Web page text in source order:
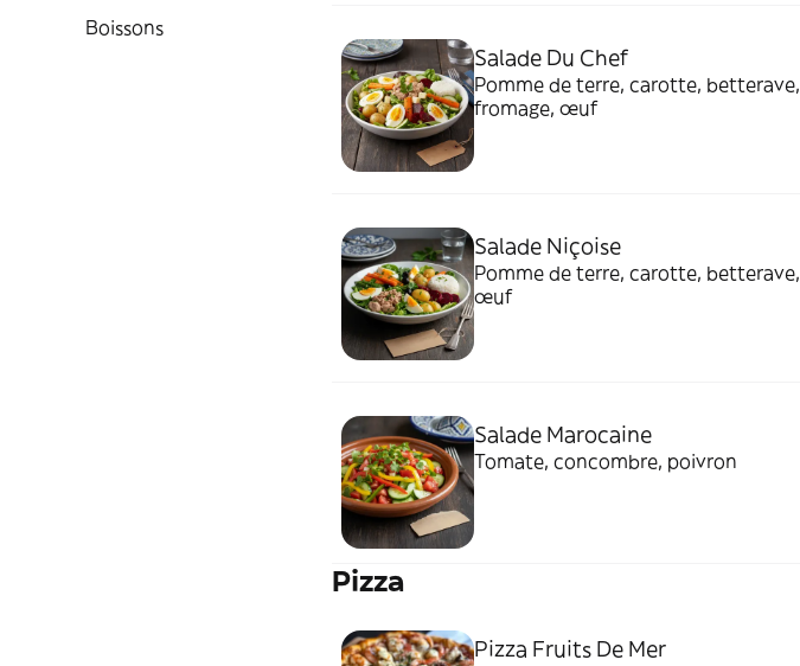
Boissons
Salade Du Chef
Pomme de terre, carotte,
fromage, œuf
Salade Niçoise
Pomme de terre, carotte,
œuf
Salade Marocaine
Tomate, concombre, poivron
Pizza
Pizza Fruits De Mer